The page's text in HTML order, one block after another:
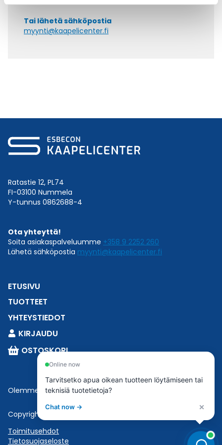
Tai lähetä sähköpostia
myynti@kaapelicenter.fi
Ratastie 12, PL74
FI-03100 Nummela
Y-tunnus 0862688-4
Ota yhteyttä!
Soita asiakaspalveluumme +358 9 2252 260
Lähetä sähköpostia myynti@kaapelicenter.fi
ETUSIVU
TUOTTEET
YHTEYSTIEDOT
KIRJAUDU
OSTOSKORI
Olemme osaEsbeconia.
Copyright © 2023 Esbecon | All Rights Reserved
Toimitusehdot
Tietosuojaseloste
Online now
Tarvitsetko apua oikean tuotteen löytämiseen tai
teknisiä tuotetietoja?
Chat now → ×